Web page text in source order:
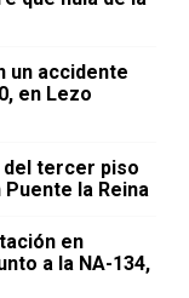
un accidente
en Lezo
del tercer piso
la Reina
en
a la NA-134,